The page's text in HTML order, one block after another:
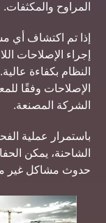
المراوح والمكثفات.
إذا تم اكتشاف أي
إجراء الإصلاحات
النظام بكفاءة
الإصلاحات وفقًا
الشركة المصنعة.
باستمرار عملية
الشاحنة، يمكن
حدوث مشاكل غير